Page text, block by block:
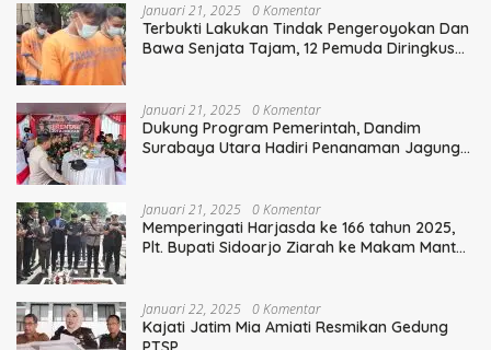
Januari 21, 2025 0 Komentar
Terbukti Lakukan Tindak Pengeroyokan Dan
Bawa Senjata Tajam, 12 Pemuda Diringkus
Januari 21, 2025 0 Komentar
Dukung Program Pemerintah, Dandim
Surabaya Utara Hadiri Penanaman Jagung
Januari 21, 2025 0 Komentar
Memperingati Harjasda ke 166 tahun 2025,
Plt. Bupati Sidoarjo Ziarah ke Makam Mantan
Januari 22, 2025 0 Komentar
Kajati Jatim Mia Amiati Resmikan Gedung